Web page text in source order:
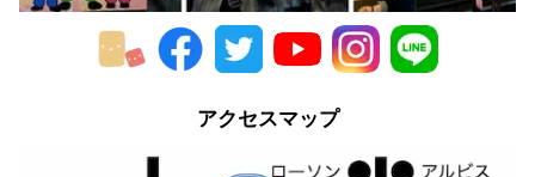
アクセスマップ